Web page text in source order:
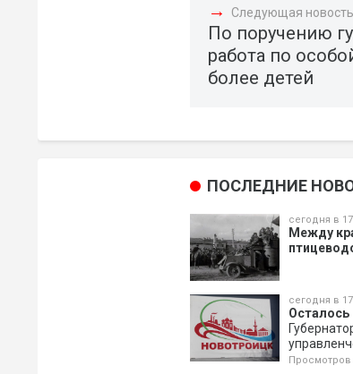
→ Следующая
По поручению
работа по
более детей
ПОСЛЕДНИЕ
сегодня в
Между
сегодня в
Осталось
Просмотров